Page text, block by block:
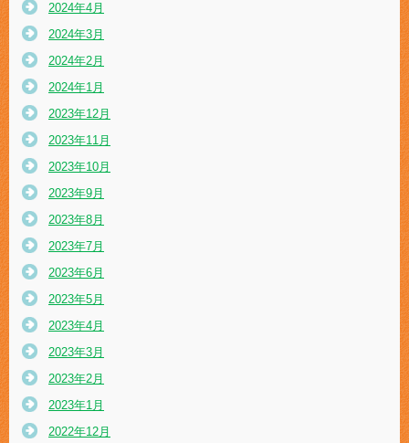
2024年4月
2024年3月
2024年2月
2024年1月
2023年12月
2023年11月
2023年10月
2023年9月
2023年8月
2023年7月
2023年6月
2023年5月
2023年4月
2023年3月
2023年2月
2023年1月
2022年12月